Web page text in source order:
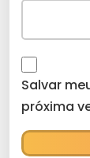
Salvar
próxima